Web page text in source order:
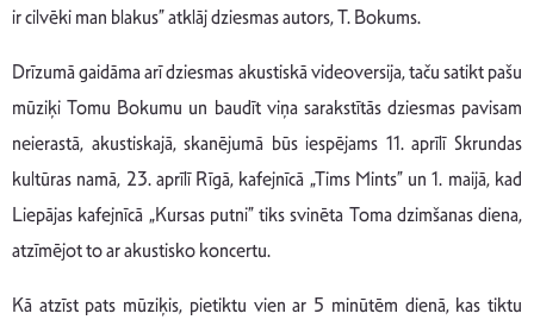
ir cilvēki man blakus” atklāj dziesmas autors, T. Bokums.
Drīzumā gaidāma arī dziesmas akustiskā videoversija, taču satikt pašu
mūziķi Tomu Bokumu un baudīt viņa sarakstītās dziesmas pavisam
neierastā, akustiskajā, skanējumā būs iespējams 11. aprīlī Skrundas
kultūras namā, 23. aprīlī Rīgā, kafejnīcā „Tims Mints” un 1. maijā, kad
Liepājas kafejnīcā „Kursas putni” tiks svinēta Toma dzimšanas diena,
atzīmējot to ar akustisko koncertu.
Kā atzīst pats mūziķis, pietiktu vien ar 5 minūtēm dienā, kas tiktu